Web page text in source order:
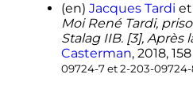
(en) Jacques Tardi
Moi René Tardi,
Stalag IIB. [3], Après
Casterman, 2018, 158
09724-7et2-203-